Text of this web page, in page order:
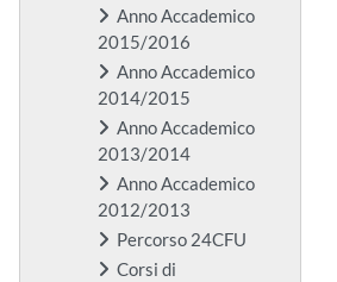
Anno Accademico
2015/2016
Anno Accademico
2014/2015
Anno Accademico
2013/2014
Anno Accademico
2012/2013
Percorso 24CFU
Corsi di